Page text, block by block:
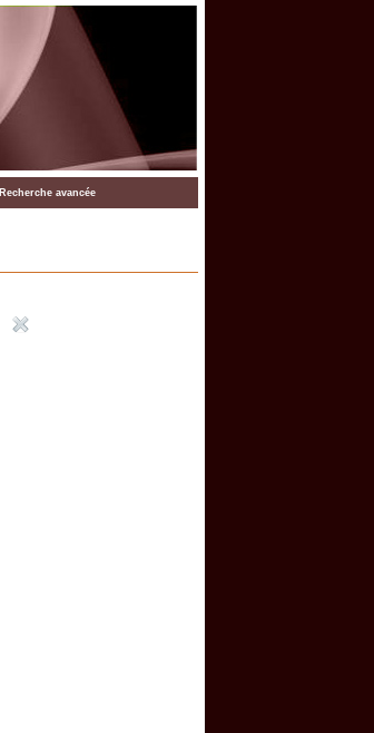
Recherche avancée